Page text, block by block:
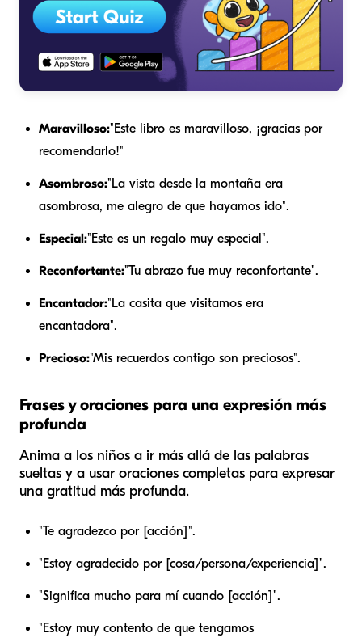
Maravilloso:"Este libro es maravilloso, ¡gracias por
recomendarlo!"
Asombroso:"La vista desde la montaña era
asombrosa, me alegro de que hayamos ido".
Especial:"Este es un regalo muy especial".
Reconfortante:"Tu abrazo fue muy reconfortante".
Encantador:"La casita que visitamos era
encantadora".
Precioso:"Mis recuerdos contigo son preciosos".
Frases y oraciones para una expresión más
profunda
Anima a los niños a ir más allá de las palabras
sueltas y a usar oraciones completas para expresar
una gratitud más profunda.
"Te agradezco por [acción]".
"Estoy agradecido por [cosa/persona/experiencia]".
"Significa mucho para mí cuando [acción]".
"Estoy muy contento de que tengamos